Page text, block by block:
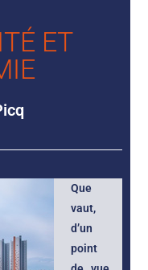
ET
Que
vaut,
d’un
point